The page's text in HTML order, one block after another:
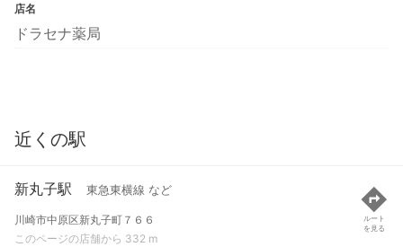
店名
ドラセナ薬局
近くの駅
新丸子駅 東急東横線 など
川崎市中原区新丸子町７６６
このページの店舗から 332 m
ルート
を見る